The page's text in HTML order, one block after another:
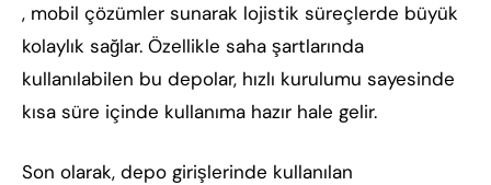
, mobil çözümler sunarak lojistik süreçlerde büyük
kolaylık sağlar. Özellikle saha şartlarında
kullanılabilen bu depolar, hızlı kurulumu sayesinde
kısa süre içinde kullanıma hazır hale gelir.
Son olarak, depo girişlerinde kullanılan